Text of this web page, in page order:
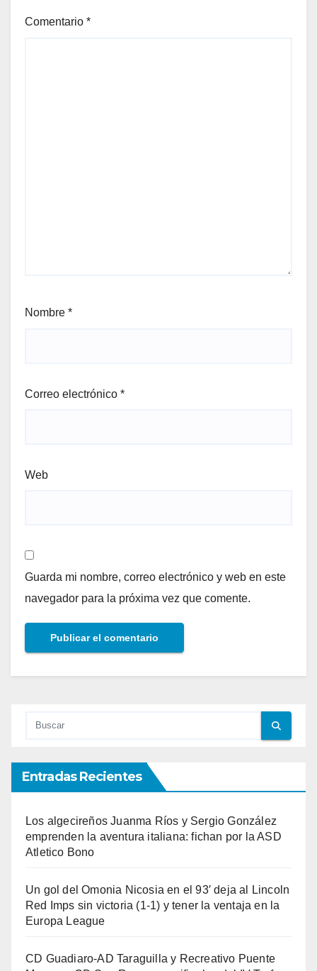
Comentario *
Nombre *
Correo electrónico *
Web
Guarda mi nombre, correo electrónico y web en este
navegador para la próxima vez que comente.
Entradas Recientes
Los algecireños Juanma Ríos y Sergio González
emprenden la aventura italiana: fichan por la ASD
Atletico Bono
Un gol del Omonia Nicosia en el 93′ deja al Lincoln
Red Imps sin victoria (1-1) y tener la ventaja en la
Europa League
CD Guadiaro-AD Taraguilla y Recreativo Puente